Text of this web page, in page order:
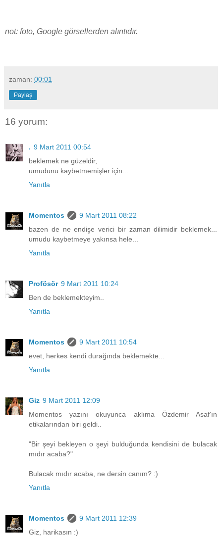
not: foto, Google görsellerden alıntıdır.
zaman: 00:01
Paylaş
16 yorum:
. 9 Mart 2011 00:54
beklemek ne güzeldir,
umudunu kaybetmemişler için...
Yanıtla
Momentos
9 Mart 2011 08:22
bazen de ne endişe verici bir zaman dilimidir beklemek...
umudu kaybetmeye yakınsa hele...
Yanıtla
Profösör 9 Mart 2011 10:24
Ben de beklemekteyim..
Yanıtla
Momentos
9 Mart 2011 10:54
evet, herkes kendi durağında beklemekte...
Yanıtla
Giz 9 Mart 2011 12:09
Momentos yazını okuyunca aklıma Özdemir Asaf'ın
etikalarından biri geldi..
"Bir şeyi bekleyen o şeyi bulduğunda kendisini de bulacak
mıdır acaba?"
Bulacak mıdır acaba, ne dersin canım? :)
Yanıtla
Momentos
9 Mart 2011 12:39
Giz, harikasın :)